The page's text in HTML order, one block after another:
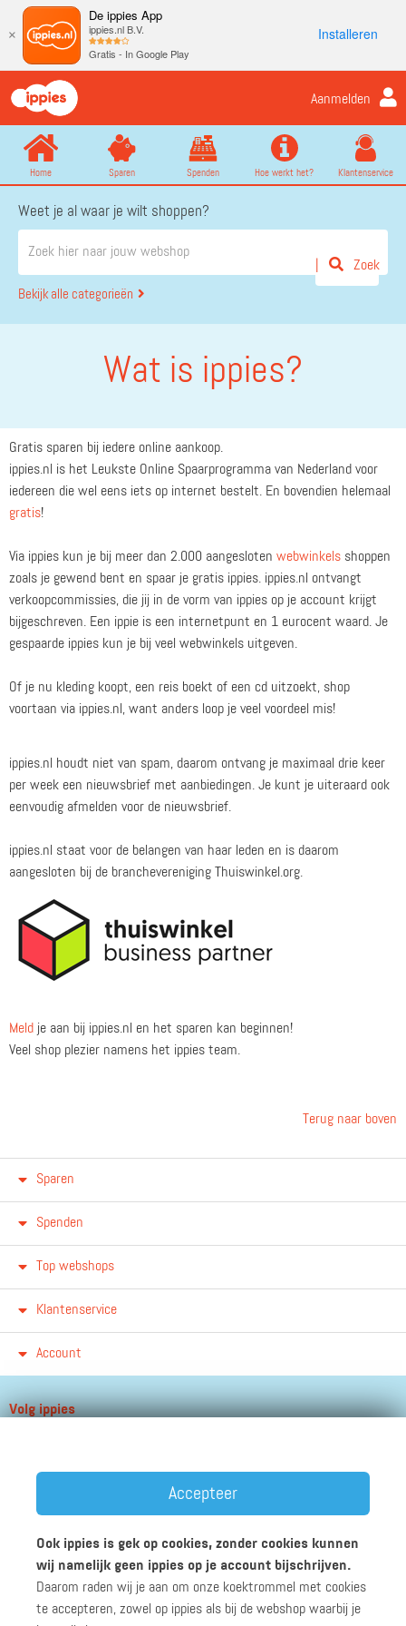
×
De ippies App
ippies.nl B.V.
Gratis - In Google Play
Installeren
Aanmelden
Home Sparen Spenden Hoe werkt het? Klantenservice
Weet je al waar je wilt shoppen?
Bekijk alle categorieën
Zoek
Wat is ippies?
Gratis sparen bij iedere online aankoop.
ippies.nl is het Leukste Online Spaarprogramma van Nederland voor
iedereen die wel eens iets op internet bestelt. En bovendien helemaal
gratis!
Via ippies kun je bij meer dan 2.000 aangesloten webwinkels shoppen
zoals je gewend bent en spaar je gratis ippies. ippies.nl ontvangt
verkoopcommissies, die jij in de vorm van ippies op je account krijgt
bijgeschreven. Een ippie is een internetpunt en 1 eurocent waard. Je
gespaarde ippies kun je bij veel webwinkels uitgeven.
Of je nu kleding koopt, een reis boekt of een cd uitzoekt, shop
voortaan via ippies.nl, want anders loop je veel voordeel mis!
ippies.nl houdt niet van spam, daarom ontvang je maximaal drie keer
per week een nieuwsbrief met aanbiedingen. Je kunt je uiteraard ook
eenvoudig afmelden voor de nieuwsbrief.
ippies.nl staat voor de belangen van haar leden en is daarom
aangesloten bij de branchevereniging Thuiswinkel.org.
Meld je aan bij ippies.nl en het sparen kan beginnen!
Veel shop plezier namens het ippies team.
Terug naar boven
Sparen
Spenden
Top webshops
Klantenservice
Account
Volg ippies
Werken bij ippies Zakelijk
Algemene voorwaarden
Accepteer
Ook ippies is gek op cookies, zonder cookies kunnen
wij namelijk geen ippies op je account bijschrijven.
Daarom raden wij je aan om onze koektrommel met cookies
te accepteren, zowel op ippies als bij de webshop waarbij je